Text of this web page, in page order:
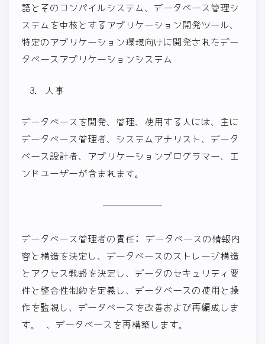
語とそのコンパイルシステム、データベース管理シ
ステムを中核とするアプリケーション開発ツール、
特定のアプリケーション環境向けに開発されたデー
タベースアプリケーションシステム
人事
データベースを開発、管理、使用する人には、主に
データベース管理者、システムアナリスト、データ
ベース設計者、アプリケーションプログラマー、エ
ンドユーザーが含まれます。
データベース管理者の責任: データベースの情報内
容と構造を決定し、データベースのストレージ構造
とアクセス戦略を決定し、データのセキュリティ要
件と整合性制約を定義し、データベースの使用と操
作を監視し、データベースを改善および再編成しま
す。 、データベースを再構築します。